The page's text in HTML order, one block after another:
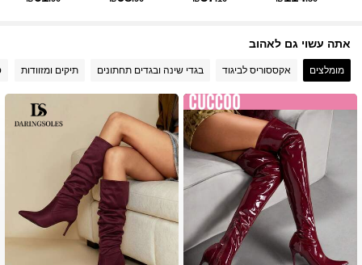
4.91 901K עוקבים
4.91 901K עוקבים
4.91 901K עוקבים
אתה עשוי גם לאהוב
מומלצים אקססוריס לביגוד בגדי שינה ובגדים תחתונים תיקים ומזוודות